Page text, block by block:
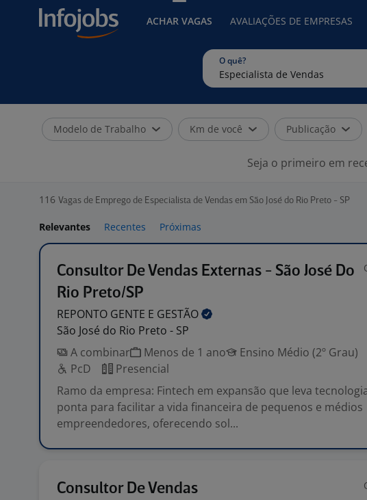
ACHAR VAGAS AVALIAÇÕES DE EMPRESAS
O quê?
Modelo de Trabalho Km de você Publicação
Seja o primeiro em
116 Vagas de Emprego de Especialista de Vendas em São José do Rio Preto - SP
Relevantes Recentes Próximas
Consultor De Vendas Externas - São José Do
Rio Preto/SP
REPONTO GENTE E GESTÃO
São José do Rio Preto - SP
A combinar
Menos de 1 ano
Ensino Médio (2º Grau)
PcD
Presencial
Ramo da empresa: Fintech em expansão que leva
ponta para facilitar a vida financeira de pequenos e médios
empreendedores, oferecendo sol...
Consultor De Vendas